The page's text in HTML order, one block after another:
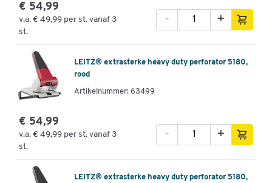
€ 54,99
v.a. € 49,99 per st. vanaf 3
st.
+
-
LEITZ® extrasterke heavy duty perforator 5180,
rood
Artikelnummer: 63499
€ 54,99
v.a. € 49,99 per st. vanaf 3
st.
+
-
LEITZ® extrasterke heavy duty perforator 5180,